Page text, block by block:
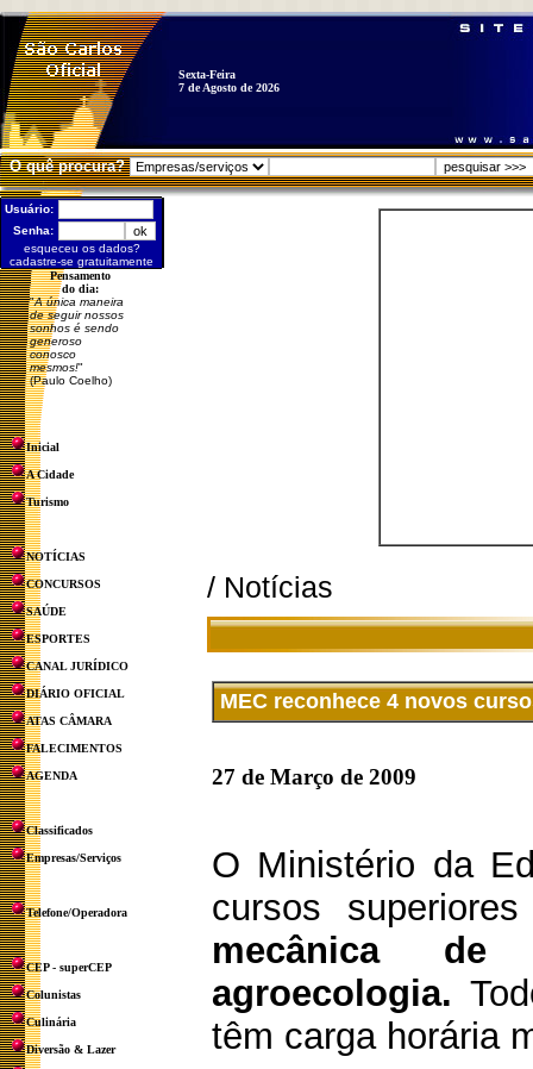
Sexta-Feira
7 de Agosto de 2026
O quê procura?
Usuário:
Senha:
esqueceu os dados?
cadastre-se gratuitamente
Pensamento
do dia:
"A única maneira
de seguir nossos
sonhos é sendo
generoso
conosco
mesmos!"
(Paulo Coelho)
Inicial
A Cidade
Turismo
NOTÍCIAS
CONCURSOS
SAÚDE
ESPORTES
CANAL JURÍDICO
DIÁRIO OFICIAL
ATAS CÂMARA
FALECIMENTOS
AGENDA
Classificados
Empresas/Serviços
Telefone/Operadora
CEP - superCEP
Colunistas
Culinária
Diversão & Lazer
/ Notícias
MEC reconhece 4 novos
27 de Março de 2009
O Ministério da
cursos
mecânica de
agroecologia.
têm carga horária